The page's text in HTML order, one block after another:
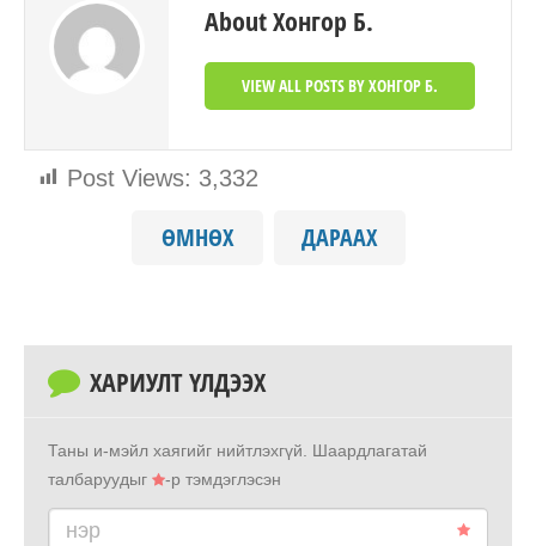
Post Views: 3,332
About Хонгор Б.
VIEW ALL POSTS BY ХОНГОР Б.
ӨМНӨХ ДАРААХ
ХАРИУЛТ ҮЛДЭЭХ
Таны и-мэйл хаягийг нийтлэхгүй.
Шаардлагатай
талбаруудыг
-р тэмдэглэсэн
нэр